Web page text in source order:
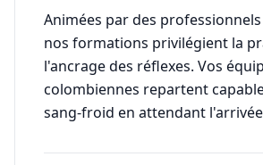
Animées par des
nos formations privilégient la
l'ancrage des réflexes. Vos
colombiennes repartent
sang-froid en attendant